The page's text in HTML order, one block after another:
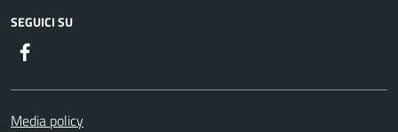
SEGUICI SU
Media policy